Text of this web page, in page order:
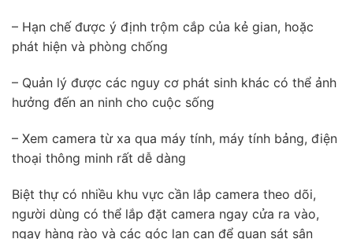
– Hạn chế được ý định trộm cắp của kẻ gian, hoặc
phát hiện và phòng chống
– Quản lý được các nguy cơ phát sinh khác có thể ảnh
hưởng đến an ninh cho cuộc sống
– Xem camera từ xa qua máy tính, máy tính bảng, điện
thoại thông minh rất dễ dàng
Biệt thự có nhiều khu vực cần lắp camera theo dõi,
người dùng có thể lắp đặt camera ngay cửa ra vào,
ngay hàng rào và các góc lan can để quan sát sân